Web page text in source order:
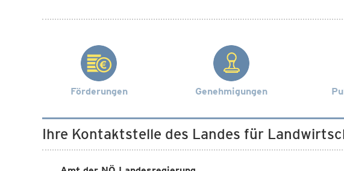
Förderungen Genehmigungen
Ihre Kontaktstelle des Landes für